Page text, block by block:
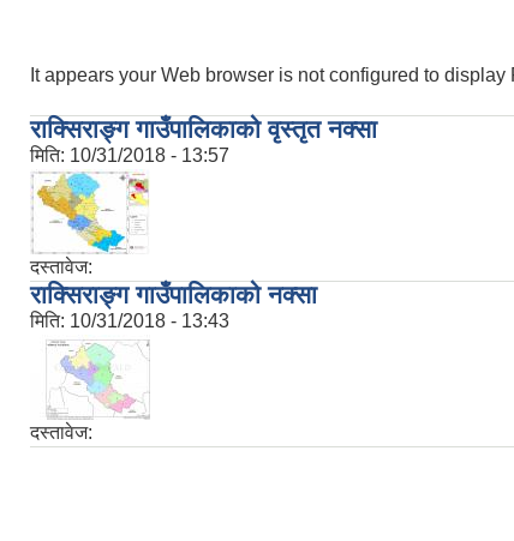
It appears your Web browser is not configured to display
राक्सिराङ्ग गाउँपालिकाको वृस्तृत नक्सा
मिति: 10/31/2018 - 13:57
दस्तावेज:
राक्सिराङ्ग गाउँपालिकाको नक्सा
मिति: 10/31/2018 - 13:43
दस्तावेज: